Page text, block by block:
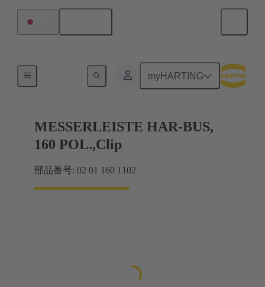
myHARTING
マザーボード ツー ドーターカード接続
MESSERLEISTE HAR-BUS,
160 POL.,Clip
部品番号: 02 01 160 1102